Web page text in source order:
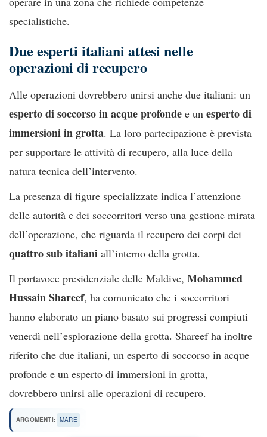
specialistiche.
Due esperti italiani attesi nelle
operazioni di recupero
Alle operazioni dovrebbero unirsi anche due italiani: un
esperto di soccorso in acque profonde e un esperto di
immersioni in grotta. La loro partecipazione è prevista
per supportare le attività di recupero, alla luce della
natura tecnica dell’intervento.
La presenza di figure specializzate indica l’attenzione
delle autorità e dei soccorritori verso una gestione mirata
dell’operazione, che riguarda il recupero dei corpi dei
quattro sub italiani all’interno della grotta.
Il portavoce presidenziale delle Maldive, Mohammed
Hussain Shareef, ha comunicato che i soccorritori
hanno elaborato un piano basato sui progressi compiuti
venerdì nell’esplorazione della grotta. Shareef ha inoltre
riferito che due italiani, un esperto di soccorso in acque
profonde e un esperto di immersioni in grotta,
dovrebbero unirsi alle operazioni di recupero.
ARGOMENTI: MARE